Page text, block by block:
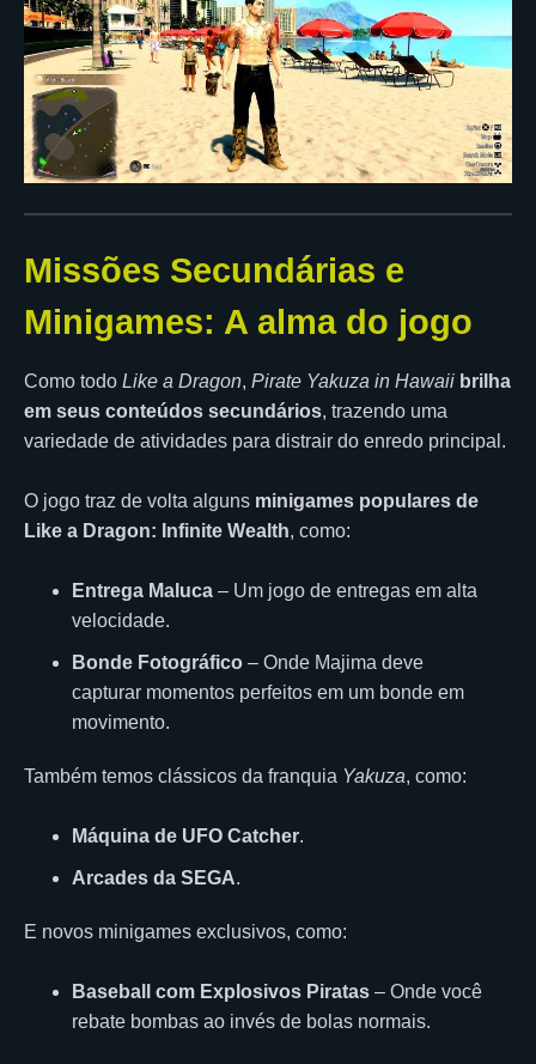
Missões Secundárias e
Minigames: A alma do jogo
Como todo Like a Dragon, Pirate Yakuza in Hawaii brilha
em seus conteúdos secundários, trazendo uma
variedade de atividades para distrair do enredo principal.
O jogo traz de volta alguns minigames populares de
Like a Dragon: Infinite Wealth, como:
Entrega Maluca – Um jogo de entregas em alta
velocidade.
Bonde Fotográfico – Onde Majima deve
capturar momentos perfeitos em um bonde em
movimento.
Também temos clássicos da franquia Yakuza, como:
Máquina de UFO Catcher.
Arcades da SEGA.
E novos minigames exclusivos, como:
Baseball com Explosivos Piratas – Onde você
rebate bombas ao invés de bolas normais.